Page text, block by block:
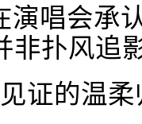
演唱会承
非扑风追
证的温柔